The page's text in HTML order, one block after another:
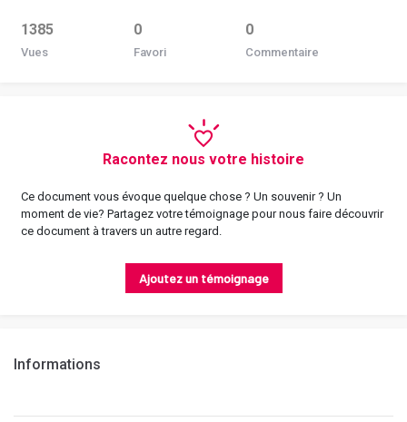
Informations
1385
Vues
0
Favori
0
Commentaire
Racontez nous votre histoire
Ce document vous évoque quelque chose ? Un souvenir ? Un
moment de vie? Partagez votre témoignage pour nous faire découvrir
ce document à travers un autre regard.
Ajoutez un témoignage